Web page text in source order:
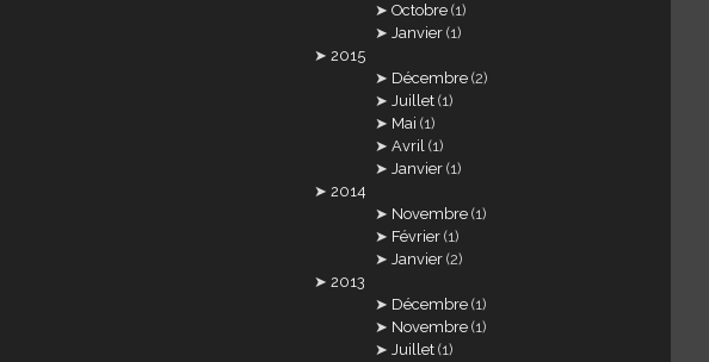
Octobre (1)
Janvier (1)
2015
Décembre (2)
Juillet (1)
Mai (1)
Avril (1)
Janvier (1)
2014
Novembre (1)
Février (1)
Janvier (2)
2013
Décembre (1)
Novembre (1)
Juillet (1)